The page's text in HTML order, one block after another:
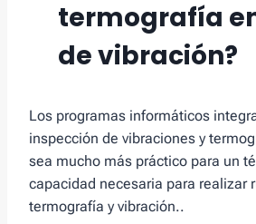
termografía
de vibración?
Los programas informáticos
inspección de vibraciones y
sea mucho más práctico para un
capacidad necesaria para realizar
termografía y vibración..